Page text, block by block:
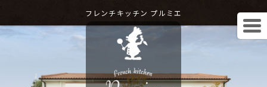
フレンチキッチン プルミエ